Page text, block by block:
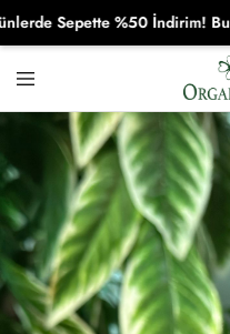
Organikscarf
Sepette %50 İndirim! Bu